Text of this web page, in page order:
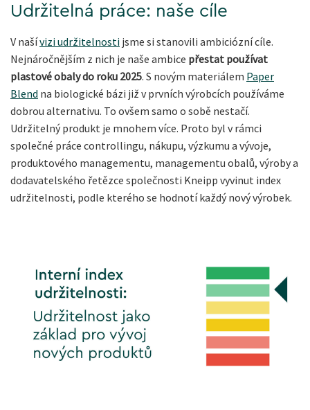
Udržitelná práce: naše cíle
V našívizi udržitelnosti jsme si stanovili ambiciózní cíle.
Nejnáročnějším z nich je naše ambice přestat používat
plastové obaly do roku 2025. S novým materiálem Paper
Blend na biologické bázi již v prvních výrobcích používáme
dobrou alternativu. To ovšem samo o sobě nestačí.
Udržitelný produkt je mnohem více. Proto byl v rámci
společné práce controllingu, nákupu, výzkumu a vývoje,
produktového managementu, managementu obalů, výroby a
dodavatelského řetězce společnosti Kneipp vyvinut index
udržitelnosti, podle kterého se hodnotí každý nový výrobek.